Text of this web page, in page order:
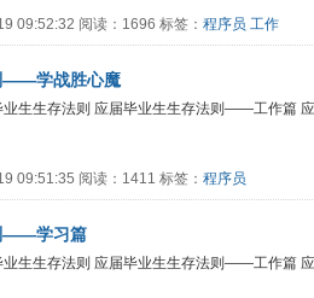
09:52:32 阅读：1696 标签： 程序员 工作
——学战胜心魔
业生生存法则 应届毕业生生存法则——工作篇
09:51:35 阅读：1411 标签： 程序员
——学习篇
业生生存法则 应届毕业生生存法则——工作篇